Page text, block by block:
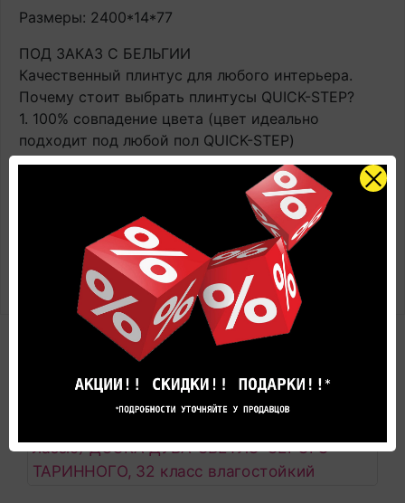
Размеры: 2400*14*77
ПОД ЗАКАЗ С БЕЛЬГИИ
Качественный плинтус для любого интерьера.
Почему стоит выбрать плинтусы QUICK-STEP?
1. 100% совпадение цвета (цвет идеально
подходит под любой пол QUICK-STEP)
2. Высокая устойчивость к образованию царапин
3. Те же гарантийные обязательства, что и на
полы ( 25 лет )
4. Лёгкая установка (клипсы и установочная
направляющая)
РЕКОМЕНДУЕМЫЕ ТОВАРЫ